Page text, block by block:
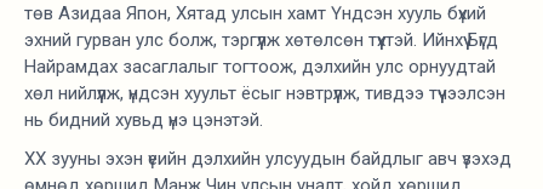
төв Азидаа Япон, Хятад улсын хамт Үндсэн хууль бүхий
эхний гурван улс болж, тэргүүлж хөтөлсөн түүхтэй. Ийнхүү Бүгд
Найрамдах засаглалыг тогтоож, дэлхийн улс орнуудтай
хөл нийлүүлж, үндсэн хуульт ёсыг нэвтрүүлж, тивдээ түүчээлсэн
нь бидний хувьд үнэ цэнэтэй.
ХХ зууны эхэн үеийн дэлхийн улсуудын байдлыг авч үзэхэд